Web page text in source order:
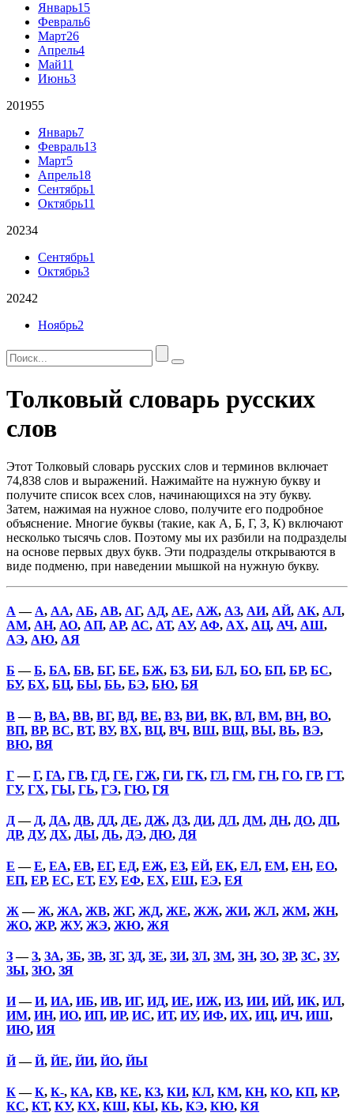
Январь15
Февраль6
Март26
Апрель4
Май11
Июнь3
201955
Январь7
Февраль13
Март5
Апрель18
Сентябрь1
Октябрь11
20234
Сентябрь1
Октябрь3
20242
Ноябрь2
Толковый словарь русских
слов
Этот Толковый словарь русских слов и терминов включает
74,838 слов и выражений. Нажимайте на нужную букву и
получите список всех слов, начинающихся на эту букву.
Затем, нажимая на нужное слово, получите его подробное
объяснение. Многие буквы (такие, как А, Б, Г, З, К) включают
несколько тысячь слов. Поэтому мы их разбили на подразделы
на основе первых двух букв. Эти подразделы открываются в
виде подменю, при наведении мышкой на нужную букву.
А — А, АА, АБ, АВ, АГ, АД, АЕ, АЖ, АЗ, АИ, АЙ, АК, АЛ,
АМ, АН, АО, АП, АР, АС, АТ, АУ, АФ, АХ, АЦ, АЧ, АШ,
АЭ, АЮ, АЯ
Б —Б, БА, БВ, БГ, БЕ, БЖ, БЗ, БИ, БЛ, БО, БП, БР, БС,
БУ, БХ, БЦ, БЫ, БЬ, БЭ, БЮ, БЯ
В—В, ВА, ВВ, ВГ, ВД, ВЕ, ВЗ, ВИ, ВК, ВЛ, ВМ, ВН, ВО,
ВП, ВР, ВС, ВТ, ВУ, ВХ, ВЦ, ВЧ, ВШ, ВЩ, ВЫ, ВЬ, ВЭ,
ВЮ, ВЯ
Г—Г, ГА, ГВ, ГД, ГЕ, ГЖ, ГИ, ГК, ГЛ, ГМ, ГН, ГО, ГР, ГТ,
ГУ, ГХ, ГЫ, ГЬ, ГЭ, ГЮ, ГЯ
Д— Д, ДА, ДВ, ДД, ДЕ, ДЖ, ДЗ, ДИ, ДЛ, ДМ, ДН, ДО, ДП,
ДР, ДУ, ДХ, ДЫ, ДЬ, ДЭ, ДЮ, ДЯ
Е —Е, ЕА, ЕВ, ЕГ, ЕД, ЕЖ, ЕЗ, ЕЙ, ЕК, ЕЛ, ЕМ, ЕН, ЕО,
ЕП, ЕР, ЕС, ЕТ, ЕУ, ЕФ, ЕХ, ЕШ, ЕЭ, ЕЯ
Ж —Ж, ЖА, ЖВ, ЖГ, ЖД, ЖЕ, ЖЖ, ЖИ, ЖЛ, ЖМ, ЖН,
ЖО, ЖР, ЖУ, ЖЭ, ЖЮ, ЖЯ
З—З, ЗА, ЗБ, ЗВ, ЗГ, ЗД, ЗЕ, ЗИ, ЗЛ, ЗМ, ЗН, ЗО, ЗР, ЗС, ЗУ,
ЗЫ, ЗЮ, ЗЯ
И—И, ИА, ИБ, ИВ, ИГ, ИД, ИЕ, ИЖ, ИЗ, ИИ, ИЙ, ИК, ИЛ,
ИМ, ИН, ИО, ИП, ИР, ИС, ИТ, ИУ, ИФ, ИХ, ИЦ, ИЧ, ИШ,
ИЮ, ИЯ
Й—Й, ЙЕ, ЙИ, ЙО, ЙЫ
К—К, К-, КА, КВ, КЕ, КЗ, КИ, КЛ, КМ, КН, КО, КП, КР,
КС, КТ, КУ, КХ, КШ, КЫ, КЬ, КЭ, КЮ, КЯ